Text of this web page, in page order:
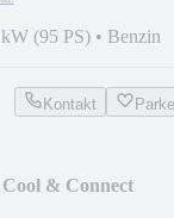
(95 PS) • Benzin
Kontakt
& Connect